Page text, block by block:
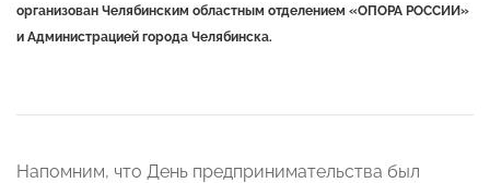
организован Челябинским областным отделением «ОПОРА РОССИИ»
и Администрацией города Челябинска.
Напомним, что День предпринимательства был